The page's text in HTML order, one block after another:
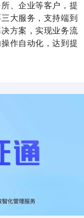
、企业等客户，提
大服务，支持端到
方案，实现业务流
作自动化，达到提